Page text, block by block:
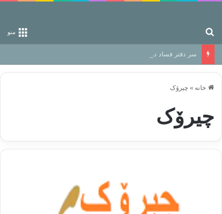
منو
سر دفتر فساد در زمین‌، دوری وکناره‌گیری از راه خداست‌!
خانه » چيرۆک
چيرۆک